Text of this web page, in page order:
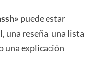
puede estar
una reseña, una lista
una explicación